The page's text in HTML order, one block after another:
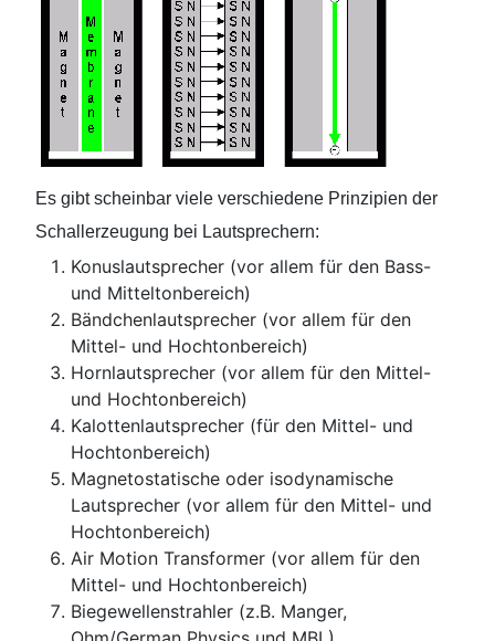
Es gibt scheinbar viele verschiedene Prinzipien der
Schallerzeugung bei Lautsprechern:
Konuslautsprecher (vor allem für den Bass-
und Mitteltonbereich)
Bändchenlautsprecher (vor allem für den
Mittel- und Hochtonbereich)
Hornlautsprecher (vor allem für den Mittel-
und Hochtonbereich)
Kalottenlautsprecher (für den Mittel- und
Hochtonbereich)
Magnetostatische oder isodynamische
Lautsprecher (vor allem für den Mittel- und
Hochtonbereich)
Air Motion Transformer (vor allem für den
Mittel- und Hochtonbereich)
Biegewellenstrahler (z.B. Manger,